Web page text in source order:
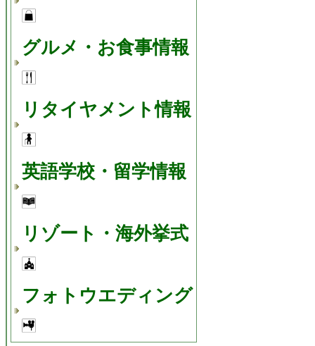
グルメ・お食事情報
リタイヤメント情報
英語学校・留学情報
リゾート・海外挙式
フォトウエディング